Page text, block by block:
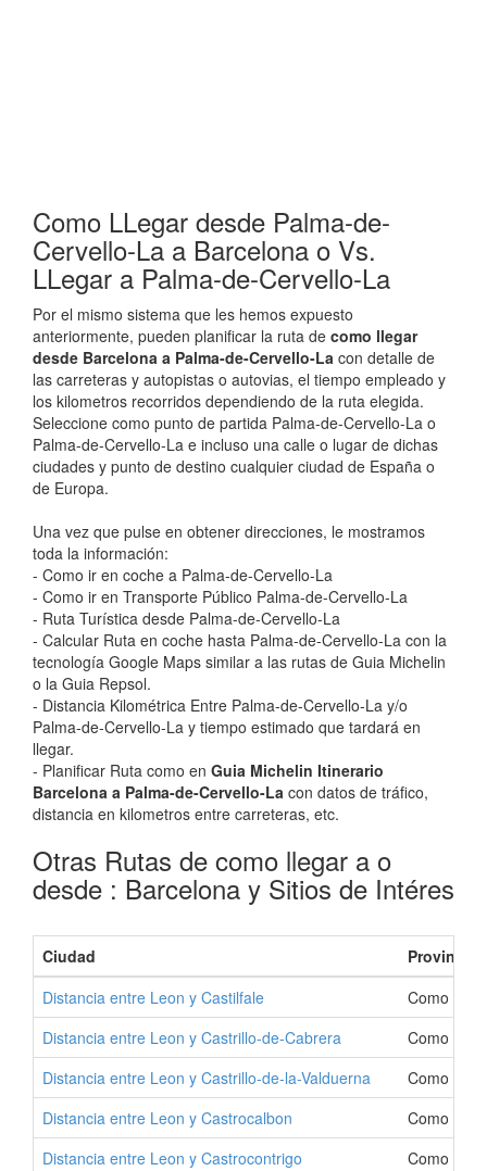
Como LLegar desde Palma-de-
Cervello-La a Barcelona o Vs.
LLegar a Palma-de-Cervello-La
Por el mismo sistema que les hemos expuesto
anteriormente, pueden planificar la ruta de como llegar
desde Barcelona a Palma-de-Cervello-La con detalle de
las carreteras y autopistas o autovias, el tiempo empleado y
los kilometros recorridos dependiendo de la ruta elegida.
Seleccione como punto de partida Palma-de-Cervello-La o
Palma-de-Cervello-La e incluso una calle o lugar de dichas
ciudades y punto de destino cualquier ciudad de España o
de Europa.
Una vez que pulse en obtener direcciones, le mostramos
toda la información:
- Como ir en coche a Palma-de-Cervello-La
- Como ir en Transporte Público Palma-de-Cervello-La
- Ruta Turística desde Palma-de-Cervello-La
- Calcular Ruta en coche hasta Palma-de-Cervello-La con la
tecnología Google Maps similar a las rutas de Guia Michelin
o la Guia Repsol.
- Distancia Kilométrica Entre Palma-de-Cervello-La y/o
Palma-de-Cervello-La y tiempo estimado que tardará en
llegar.
- Planificar Ruta como en Guia Michelin Itinerario
Barcelona a Palma-de-Cervello-La con datos de tráfico,
distancia en kilometros entre carreteras, etc.
Otras Rutas de como llegar a o
desde : Barcelona y Sitios de Intéres
Ciudad
Provincia
Distancia entre Leon y Castilfale
Como Ir a
Distancia entre Leon y Castrillo-de-Cabrera
Como Ir a
Distancia entre Leon y Castrillo-de-la-Valduerna
Como Ir a
Distancia entre Leon y Castrocalbon
Como Ir a
Distancia entre Leon y Castrocontrigo
Como Ir a